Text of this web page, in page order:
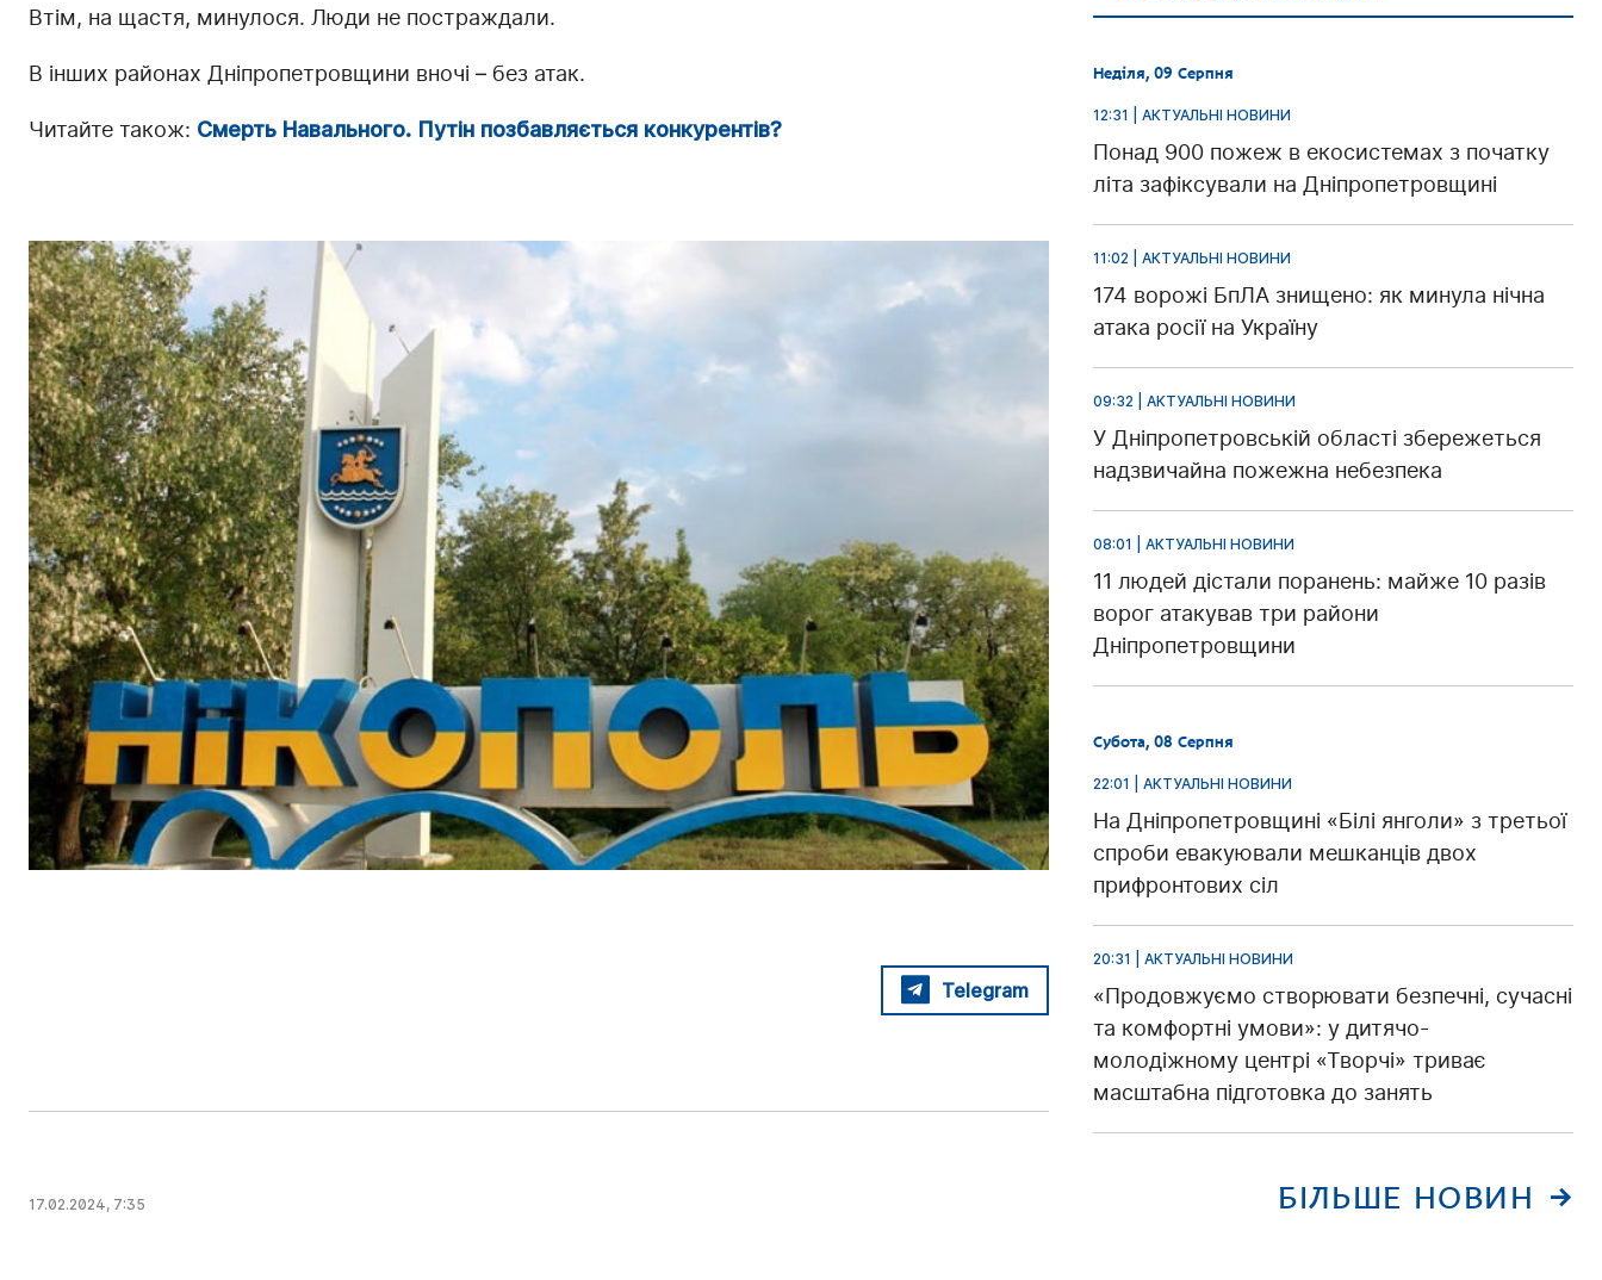
Втім, на щастя, минулося. Люди не постраждали.
В інших районах Дніпропетровщини вночі – без атак.
Читайте також: Смерть Навального. Путін позбавляється конкурентів?
Telegram
17.02.2024, 7:35
Неділя, 09 Серпня
12:31 | АКТУАЛЬНІ НОВИНИ
Понад 900 пожеж в екосистемах з початку
літа зафіксували на Дніпропетровщині
11:02 | АКТУАЛЬНІ НОВИНИ
174 ворожі БпЛА знищено: як минула нічна
атака росії на Україну
09:32 | АКТУАЛЬНІ НОВИНИ
У Дніпропетровській області збережеться
надзвичайна пожежна небезпека
08:01 | АКТУАЛЬНІ НОВИНИ
11 людей дістали поранень: майже 10 разів
ворог атакував три райони
Дніпропетровщини
Субота, 08 Серпня
22:01 | АКТУАЛЬНІ НОВИНИ
На Дніпропетровщині «Білі янголи» з третьої
спроби евакуювали мешканців двох
прифронтових сіл
20:31 | АКТУАЛЬНІ НОВИНИ
«Продовжуємо створювати безпечні, сучасні
та комфортні умови»: у дитячо-
молодіжному центрі «Творчі» триває
масштабна підготовка до занять
БІЛЬШЕ НОВИН